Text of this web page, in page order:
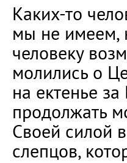
Каких-то
мы не имеем,
человеку
молились о
на ектенье
продолжать
Своей силой
слепцов,